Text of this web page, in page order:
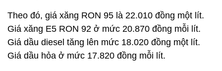
Theo đó, giá xăng RON 95 là 22.010 đồng một lít.
Giá xăng E5 RON 92 ở mức 20.870 đồng mỗi lít.
Giá dầu diesel tăng lên mức 18.020 đồng một lít.
Giá dầu hỏa ở mức 17.820 đồng mỗi lít.